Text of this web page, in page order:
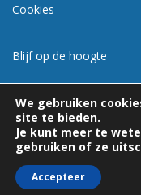
Cookies
Blijf op de hoogte
We gebruiken
site te bieden.
Je kunt meer te
gebruiken of ze
Accepteer